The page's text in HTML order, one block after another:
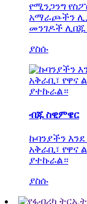
የሚንጋንግ
አማራጮችን
መንገዶች
ያስሱ
ብጁ ስዊምዌር
ኩባንያችን
አቅራቢ፣ የዋና
ያተኩራል።
ያስሱ